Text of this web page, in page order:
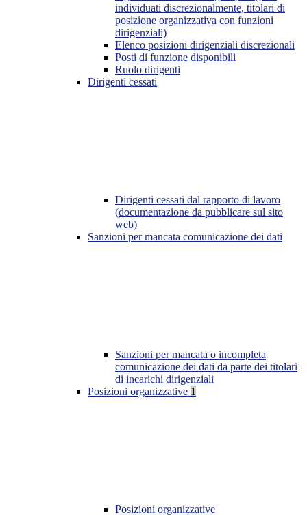
individuati discrezionalmente, titolari di
posizione organizzativa con funzioni
dirigenziali)
Elenco posizioni dirigenziali discrezionali
Posti di funzione disponibili
Ruolo dirigenti
Dirigenti cessati
Dirigenti cessati dal rapporto di lavoro
(documentazione da pubblicare sul sito
web)
Sanzioni per mancata comunicazione dei dati
Sanzioni per mancata o incompleta
comunicazione dei dati da parte dei titolari
di incarichi dirigenziali
Posizioni organizzative 1
Posizioni organizzative